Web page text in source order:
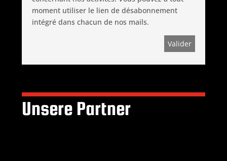
moment utiliser le lien de désabonnement
intégré dans chacun de nos mails.
Unsere Partner